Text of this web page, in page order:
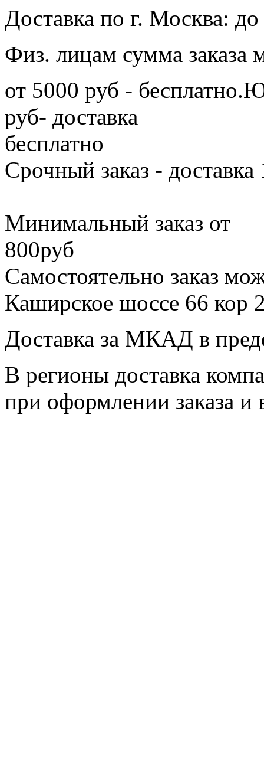
Доставка по г. Москва:
Физ. лицам сумма заказа
от 5000 руб -
руб- доставка
Срочный заказ -
Минимальный заказ от
Самостоятельно заказ
Каширское шоссе 66
Доставка за МКАД в
В регионы доставка
при оформлении заказа